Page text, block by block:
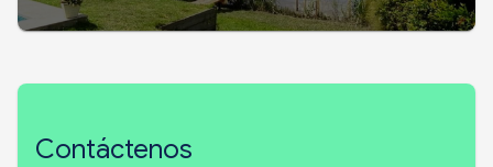
Contáctenos